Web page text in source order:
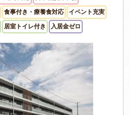
食事付き・療養食対応 イベント充実
居室トイレ付き 入居金ゼロ